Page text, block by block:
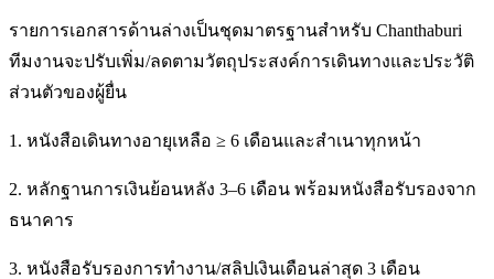
รายการเอกสารด้านล่างเป็นชุดมาตรฐานสำหรับ Chanthaburi
ทีมงานจะปรับเพิ่ม/ลดตามวัตถุประสงค์การเดินทางและประวัติ
ส่วนตัวของผู้ยื่น
1. หนังสือเดินทางอายุเหลือ ≥ 6 เดือนและสำเนาทุกหน้า
2. หลักฐานการเงินย้อนหลัง 3–6 เดือน พร้อมหนังสือรับรองจาก
ธนาคาร
3. หนังสือรับรองการทำงาน/สลิปเงินเดือนล่าสุด 3 เดือน